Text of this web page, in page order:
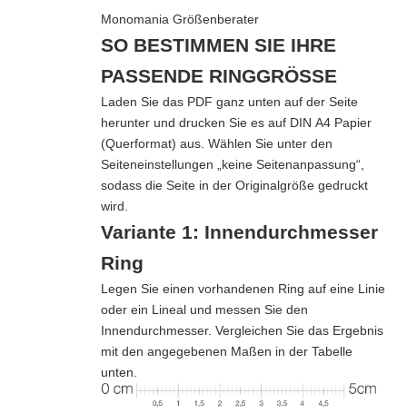
Monomania Größenberater
SO BESTIMMEN SIE IHRE
PASSENDE RINGGRÖSSE
Laden Sie das PDF ganz unten auf der Seite
herunter und drucken Sie es auf DIN A4 Papier
(Querformat) aus. Wählen Sie unter den
Seiteneinstellungen „keine Seitenanpassung“,
sodass die Seite in der Originalgröße gedruckt
wird.
Variante 1: Innendurchmesser
Ring
Legen Sie einen vorhandenen Ring auf eine Linie
oder ein Lineal und messen Sie den
Innendurchmesser. Vergleichen Sie das Ergebnis
mit den angegebenen Maßen in der Tabelle
unten.